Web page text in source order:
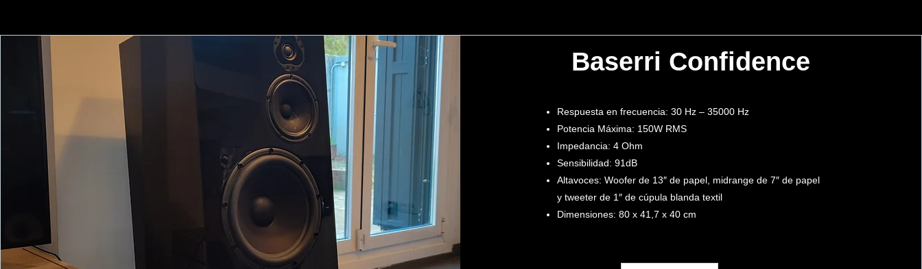
Baserri Confidence
Respuesta en frecuencia: 30 Hz – 35000 Hz
Potencia Máxima: 150W RMS
Impedancia: 4 Ohm
Sensibilidad: 91dB
Altavoces: Woofer de 13″ de papel, midrange de 7″ de papel
y tweeter de 1″ de cúpula blanda textil
Dimensiones: 80 x 41,7 x 40 cm